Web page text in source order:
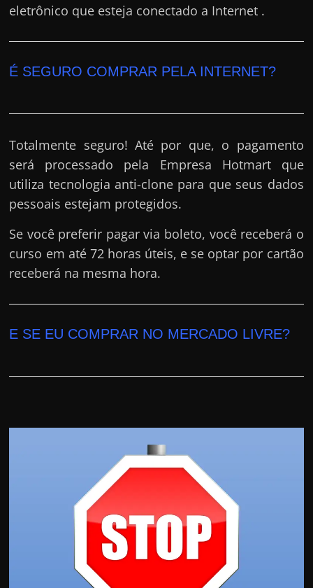
eletrônico que esteja conectado a Internet .
É SEGURO COMPRAR PELA INTERNET?
Totalmente seguro! Até por que, o pagamento
será processado pela Empresa Hotmart que
utiliza tecnologia anti-clone para que seus dados
pessoais estejam protegidos.
Se você preferir pagar via boleto, você receberá o
curso em até 72 horas úteis, e se optar por cartão
receberá na mesma hora.
E SE EU COMPRAR NO MERCADO LIVRE?